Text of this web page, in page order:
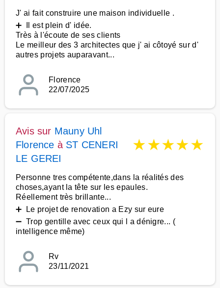
J' ai fait construire une maison individuelle .
➕ Il est plein d' idée.
Très à l'écoute de ses clients
Le meilleur des 3 architectes que j' ai côtoyé sur d'
autres projets auparavant...
Florence
22/07/2025
Avis sur Mauny Uhl
Florence à ST CENERI
LE GEREI
★★★★★
Personne tres compétente,dans la réalités des
choses,ayant la tête sur les epaules.
Réellement très brillante...
➕ Le projet de renovation a Ezy sur eure
➖ Trop gentille avec ceux qui l a dénigre... (
intelligence même)
Rv
23/11/2021